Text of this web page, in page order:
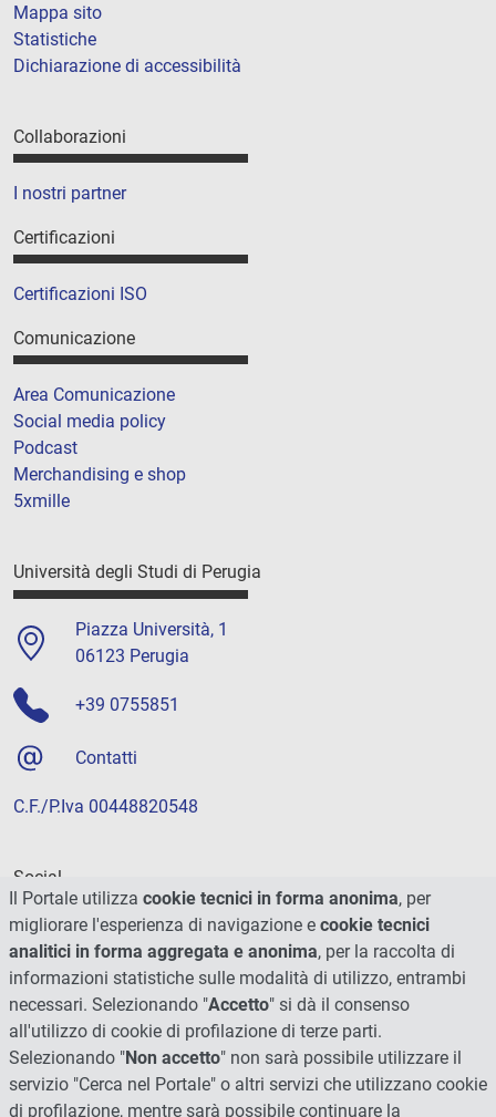
Mappa sito
Statistiche
Dichiarazione di accessibilità
Collaborazioni
I nostri partner
Certificazioni
Certificazioni ISO
Comunicazione
Area Comunicazione
Social media policy
Podcast
Merchandising e shop
5xmille
Università degli Studi di Perugia
Piazza Università, 1
06123 Perugia
+39 0755851
Contatti
C.F./P.Iva 00448820548
Social
Il Portale utilizza cookie tecnici in forma anonima, per
migliorare l'esperienza di navigazione e cookie tecnici
analitici in forma aggregata e anonima, per la raccolta di
informazioni statistiche sulle modalità di utilizzo, entrambi
necessari. Selezionando "Accetto" si dà il consenso
all'utilizzo di cookie di profilazione di terze parti.
Selezionando "Non accetto" non sarà possibile utilizzare il
servizio "Cerca nel Portale" o altri servizi che utilizzano cookie
di profilazione, mentre sarà possibile continuare la